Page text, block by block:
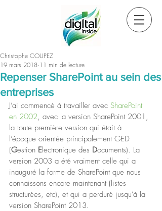
Repenser SharePoint au sein des
entreprises
Christophe COUPEZ
19 mars 2018 11 min de lecture
J’ai commencé à travailler avec SharePoint
en 2002, avec la version SharePoint 2001,
la toute première version qui était à
l’époque orientée principalement GED
(Gestion Electronique des Documents). La
version 2003 a été vraiment celle qui a
inauguré la forme de SharePoint que nous
connaissons encore maintenant (listes
structurées, etc), et qui a perduré jusqu’à la
version SharePoint 2013.